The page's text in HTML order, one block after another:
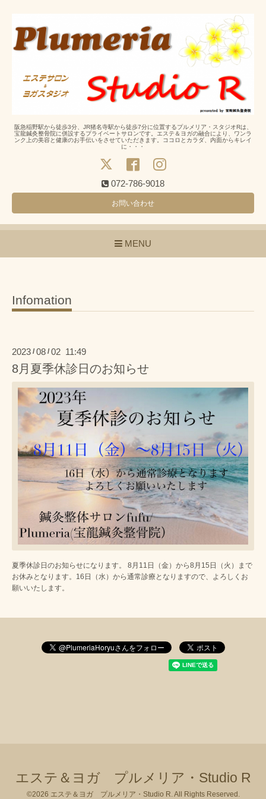
阪急稲野駅から徒歩3分、JR猪名寺駅から徒歩7分に位置するプルメリア・スタジオRは、
宝龍鍼灸整骨院に併設するプライベートサロンです。エステ＆ヨガの融合により、ワンラ
ンク上の美容と健康のお手伝いをさせていただきます。ココロとカラダ、内面からキレイ
に・・・
072-786-9018
お問い合わせ
MENU
Infomation
2023 / 08 / 02 11:49
8月夏季休診日のお知らせ
夏季休診日のお知らせになります。 8月11日（金）から8月15日（火）まで
お休みとなります。16日（水）から通常診療となりますので、よろしくお
願いいたします。
エステ＆ヨガ プルメリア・Studio R
©2026 エステ＆ヨガ プルメリア・Studio R . All Rights Reserved.